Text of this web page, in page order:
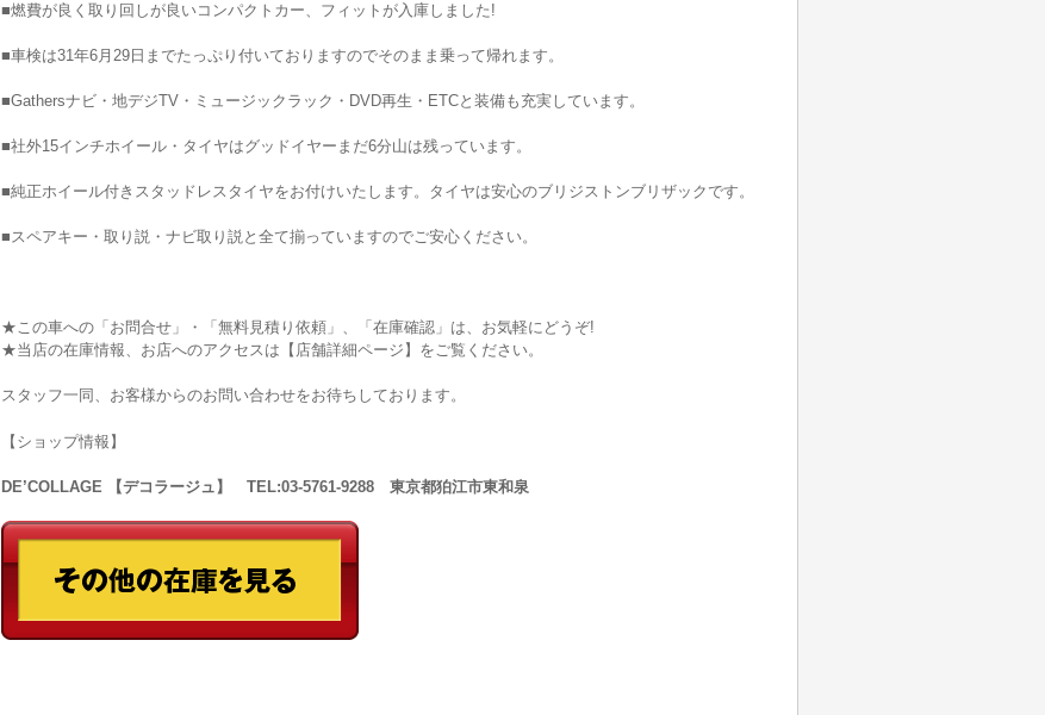
■燃費が良く取り回しが良いコンパクトカー、フィットが入庫しました!
■車検は31年6月29日までたっぷり付いておりますのでそのまま乗って帰れます。
■Gathersナビ・地デジTV・ミュージックラック・DVD再生・ETCと装備も充実しています。
■社外15インチホイール・タイヤはグッドイヤーまだ6分山は残っています。
■純正ホイール付きスタッドレスタイヤをお付けいたします。タイヤは安心のブリジストンブリザックです。
■スペアキー・取り説・ナビ取り説と全て揃っていますのでご安心ください。
★この車への「お問合せ」・「無料見積り依頼」、「在庫確認」は、お気軽にどうぞ!
★当店の在庫情報、お店へのアクセスは【店舗詳細ページ】をご覧ください。
スタッフ一同、お客様からのお問い合わせをお待ちしております。
【ショップ情報】
DE’COLLAGE 【デコラージュ】 TEL:03-5761-9288 東京都狛江市東和泉